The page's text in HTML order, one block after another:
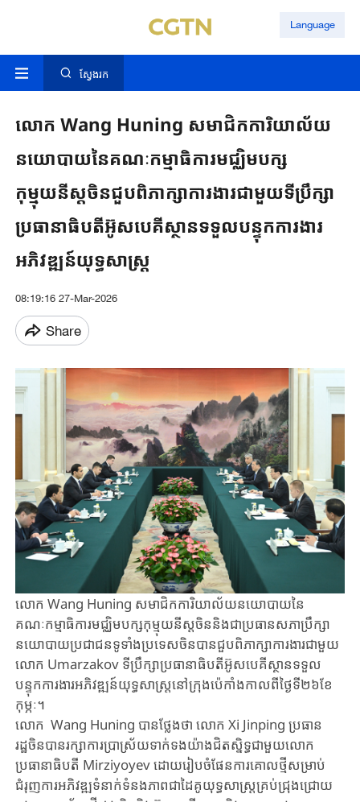
Language
ស្វែងរក
លោក Wang Huning សមាជិក​ការិយាល័យ​
នយោបាយ​នៃ​គណៈកម្មាធិការ​មជ្ឈិម​បក្ស
កុម្មុយនីស្ត​ចិន​ជួប​ពិភាក្សា​ការងារជាមួយទីប្រឹក្សា
ប្រធានាធិបតីអ៊ូសបេគីស្ថានទទួល​បន្ទុក​ការងារ
អភិវឌ្ឍន៍​យុទ្ធសាស្រ្ត
08:19:16 27-Mar-2026
Share
លោក Wang Huning សមាជិក​ការិយាល័យ​នយោបាយ​នៃ​
គណៈកម្មាធិការ​មជ្ឈិម​បក្សកុម្មុយនីស្ត​ចិននិងជា​ប្រធាន​សភាប្រឹក្សា​
នយោបាយប្រជាជន​ទូទាំង​ប្រទេស​ចិន​បាន​ជួប​ពិភាក្សា​ការងារជាមួយ​
លោក Umarzakov ទីប្រឹក្សាប្រធានាធិបតីអ៊ូសបេគីស្ថានទទួល​
បន្ទុក​ការងារអភិវឌ្ឍន៍​យុទ្ធសាស្រ្តនៅ​ក្រុង​ប៉េកាំង​កាលពី​ថ្ងៃ​ទី​២៦​ខែ​
កុម្ភៈ។
លោក Wang Huning បាន​ថ្លែងថា​ លោក​ Xi Jinping ប្រធាន​
រដ្ឋចិន​បានរក្សា​ការ​ប្រាស្រ័យ​ទាក់​ទង​យ៉ាង​ជិត​ស្និទ្ធ​ជា​មួយ​លោក
ប្រធានាធិបតី ​Mirziyoyev ដោយ​រៀបចំ​ផែនការគោលថ្មីសម្រាប់​
ជំរុញ​ការ​អភិវឌ្ឍទំនាក់​ទំនង​ភាព​ជា​ដៃ​គូ​យុទ្ធសាស្រ្ត​គ្រប់ជ្រុង​ជ្រោយ​